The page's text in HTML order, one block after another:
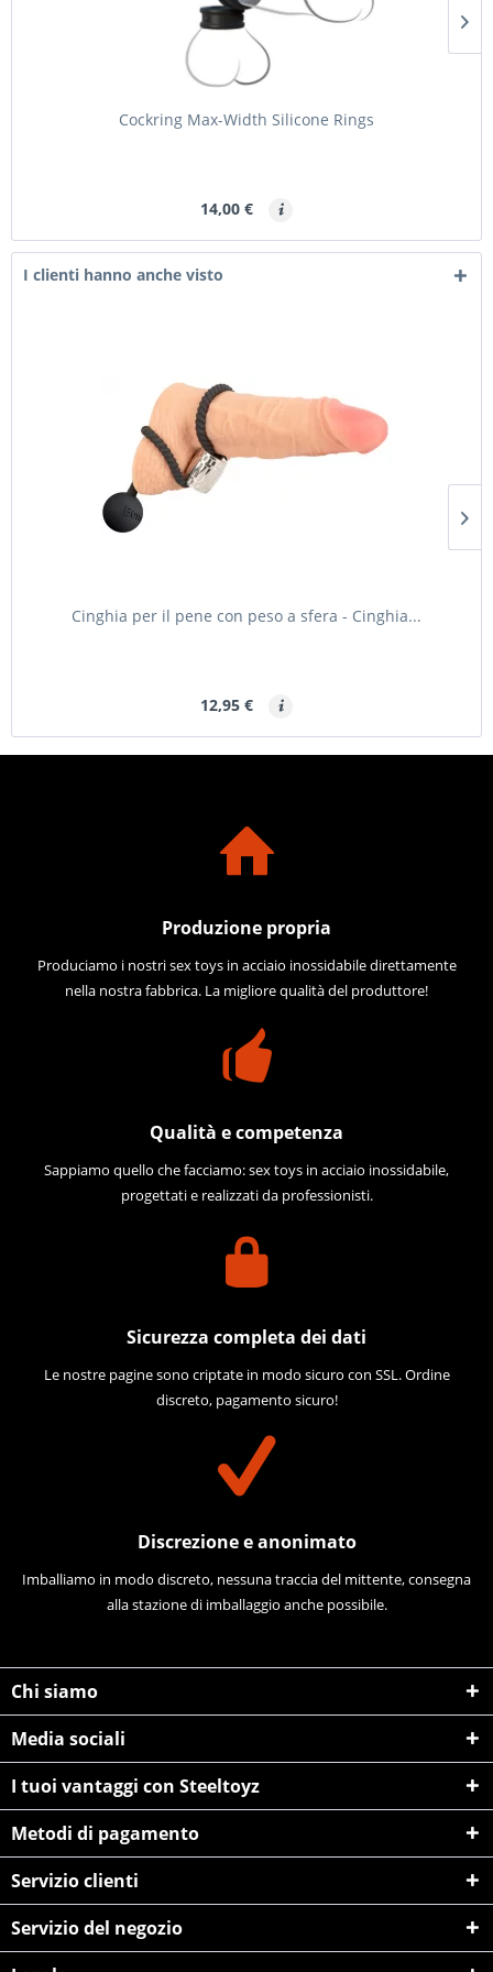
Cockring Max-Width Silicone Rings
14,00 €
I clienti hanno anche visto
Cinghia per il pene con peso a sfera - Cinghia...
12,95 €
Produzione propria
Produciamo i nostri sex toys in acciaio inossidabile direttamente
nella nostra fabbrica. La migliore qualità del produttore!
Qualità e competenza
Sappiamo quello che facciamo: sex toys in acciaio inossidabile,
progettati e realizzati da professionisti.
Sicurezza completa dei dati
Le nostre pagine sono criptate in modo sicuro con SSL. Ordine
discreto, pagamento sicuro!
Discrezione e anonimato
Imballiamo in modo discreto, nessuna traccia del mittente, consegna
alla stazione di imballaggio anche possibile.
Chi siamo
Media sociali
I tuoi vantaggi con Steeltoyz
Metodi di pagamento
Servizio clienti
Servizio del negozio